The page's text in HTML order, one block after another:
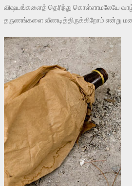
விஷயங்களைத் தெரிந்து கொள்ளாமலேயே
தருணங்களை வீணடித்திருக்கிறோம் என்று